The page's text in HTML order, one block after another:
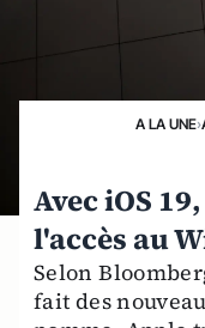
A LA UNE›
Avec iOS
l'accès au
Selon
fait des